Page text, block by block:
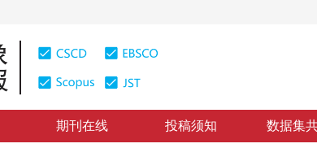
期刊在线 投稿须知 数据集